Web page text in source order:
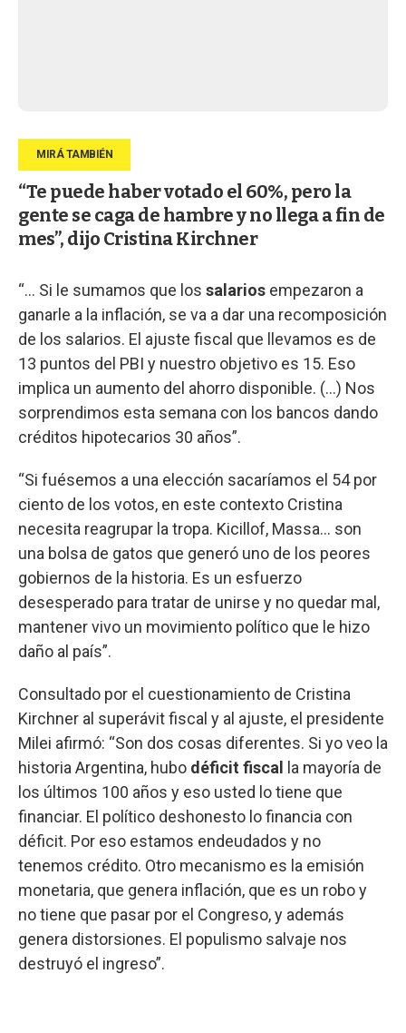
“Te puede haber votado el 60%, pero la
gente se caga de hambre y no llega a fin de
mes”, dijo Cristina Kirchner
“... Si le sumamos que los salarios empezaron a
ganarle a la inflación, se va a dar una recomposición
de los salarios. El ajuste fiscal que llevamos es de
13 puntos del PBI y nuestro objetivo es 15. Eso
implica un aumento del ahorro disponible. (...) Nos
sorprendimos esta semana con los bancos dando
créditos hipotecarios 30 años”.
“Si fuésemos a una elección sacaríamos el 54 por
ciento de los votos, en este contexto Cristina
necesita reagrupar la tropa. Kicillof, Massa... son
una bolsa de gatos que generó uno de los peores
gobiernos de la historia. Es un esfuerzo
desesperado para tratar de unirse y no quedar mal,
mantener vivo un movimiento político que le hizo
daño al país”.
Consultado por el cuestionamiento de Cristina
Kirchner al superávit fiscal y al ajuste, el presidente
Milei afirmó: “Son dos cosas diferentes. Si yo veo la
historia Argentina, hubo déficit fiscal
la mayoría de
los últimos 100 años y eso usted lo tiene que
financiar. El político deshonesto lo financia con
déficit. Por eso estamos endeudados y no
tenemos crédito. Otro mecanismo es la emisión
monetaria, que genera inflación, que es un robo y
no tiene que pasar por el Congreso, y además
genera distorsiones. El populismo salvaje nos
destruyó el ingreso”.